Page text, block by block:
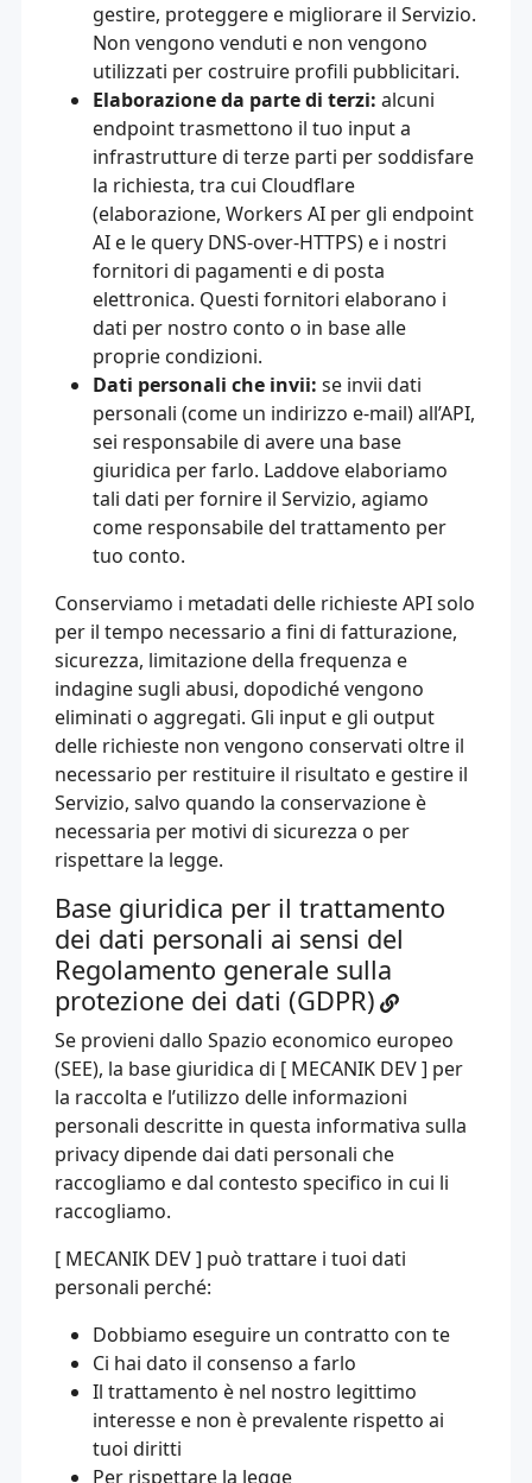
gestire, proteggere e migliorare il Servizio.
Non vengono venduti e non vengono
utilizzati per costruire profili pubblicitari.
Elaborazione da parte di terzi: alcuni
endpoint trasmettono il tuo input a
infrastrutture di terze parti per soddisfare
la richiesta, tra cui Cloudflare
(elaborazione, Workers AI per gli endpoint
AI e le query DNS-over-HTTPS) e i nostri
fornitori di pagamenti e di posta
elettronica. Questi fornitori elaborano i
dati per nostro conto o in base alle
proprie condizioni.
Dati personali che invii: se invii dati
personali (come un indirizzo e-mail) all’API,
sei responsabile di avere una base
giuridica per farlo. Laddove elaboriamo
tali dati per fornire il Servizio, agiamo
come responsabile del trattamento per
tuo conto.
Conserviamo i metadati delle richieste API solo
per il tempo necessario a fini di fatturazione,
sicurezza, limitazione della frequenza e
indagine sugli abusi, dopodiché vengono
eliminati o aggregati. Gli input e gli output
delle richieste non vengono conservati oltre il
necessario per restituire il risultato e gestire il
Servizio, salvo quando la conservazione è
necessaria per motivi di sicurezza o per
rispettare la legge.
Base giuridica per il trattamento
dei dati personali ai sensi del
Regolamento generale sulla
protezione dei dati (GDPR)
Se provieni dallo Spazio economico europeo
(SEE), la base giuridica di [ MECANIK DEV ] per
la raccolta e l’utilizzo delle informazioni
personali descritte in questa informativa sulla
privacy dipende dai dati personali che
raccogliamo e dal contesto specifico in cui li
raccogliamo.
[ MECANIK DEV ] può trattare i tuoi dati
personali perché:
Dobbiamo eseguire un contratto con te
Ci hai dato il consenso a farlo
Il trattamento è nel nostro legittimo
interesse e non è prevalente rispetto ai
tuoi diritti
Per rispettare la legge